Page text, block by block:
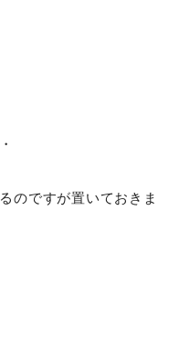
のですが置いておきま